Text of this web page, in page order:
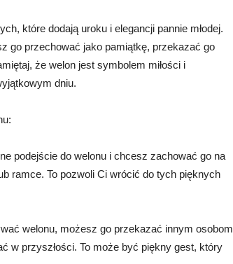
które dodają uroku i elegancji pannie młodej.
go przechować jako pamiątkę, przekazać go
że welon jest symbolem miłości i
dniu.
podejście do welonu i chcesz zachować go na
ramce. To pozwoli Ci wrócić do tych pięknych
welonu, możesz go przekazać innym osobom
w przyszłości. To może być piękny gest, który